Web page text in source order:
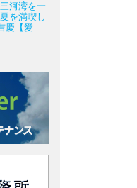
河湾を一
を満喫し
慶【愛